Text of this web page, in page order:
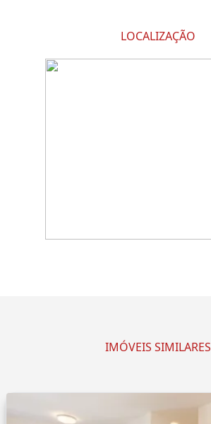
LOCALIZAÇÃO
IMÓVEIS SIMILARES